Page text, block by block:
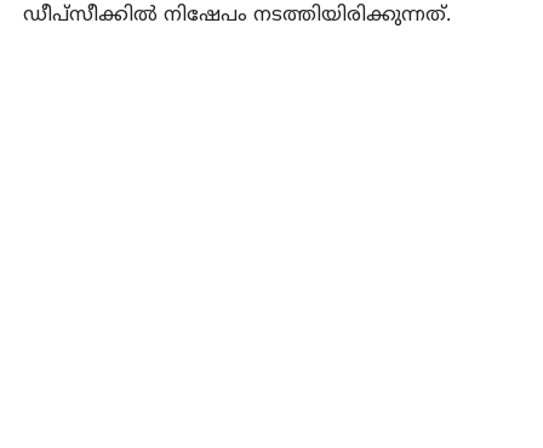
ഡീപ്‌സീക്കിൽ നിഷേപം നടത്തിയിരിക്കുന്നത്‌.